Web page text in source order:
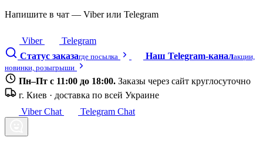
Напишите в чат — Viber или Telegram
Viber
Telegram
Статус заказагде посылка Наш Telegram-каналакции,
новинки, розыгрыши
Пн–Пт с 11:00 до 18:00. Заказы через сайт круглосуточно
г. Киев · доставка по всей Украине
Viber Chat
Telegram Chat